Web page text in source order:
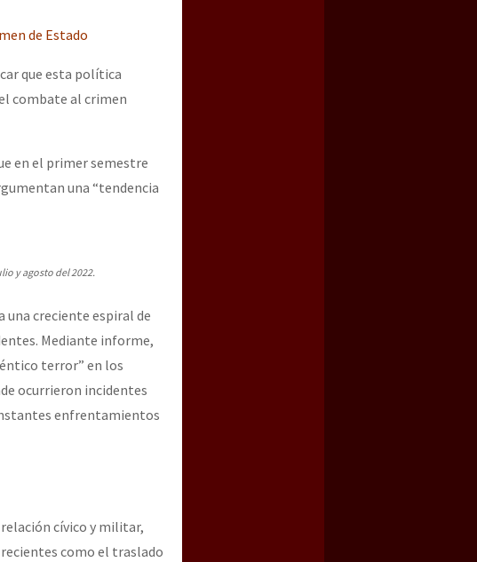
dignidade
de Estado
que esta política
combate al crimen
en el primer semestre
una “tendencia
y agosto del 2022.
una creciente espiral de
Mediante informe,
terror” en los
ocurrieron incidentes
enfrentamientos
cívico y militar,
como el traslado